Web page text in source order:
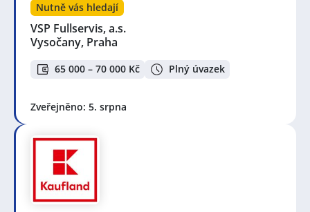
Nutně vás hledají
VSP Fullservis, a.s.
Vysočany, Praha
65 000 – 70 000 Kč Plný úvazek
Zveřejněno: 5. srpna